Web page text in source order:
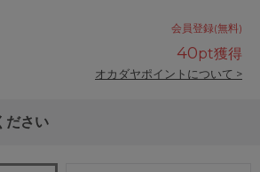
会員登録(無料)
40pt獲得
オカダヤポイントについて >
ださい